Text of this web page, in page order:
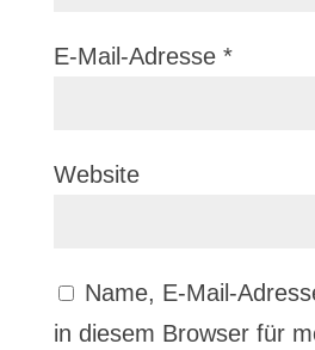
E-Mail-Adresse *
Website
Name, E-Mail-
in diesem Browser für